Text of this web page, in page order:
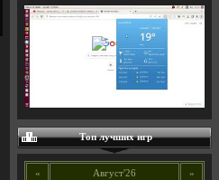
Топ лучших игр
« Август'26 »